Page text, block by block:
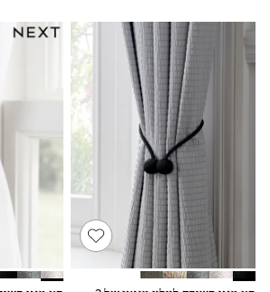
T-Shirts
Leggings
Pants
Underwear
Footwear
Multipack Leggings
Multipack T-Shirts
Multipack Sleepsuits
Multipack Socks & Tights
Multipack Underwear
All Underwear
New In
Pyjamas
Thermals
Sleepsuits
Socks & Tights